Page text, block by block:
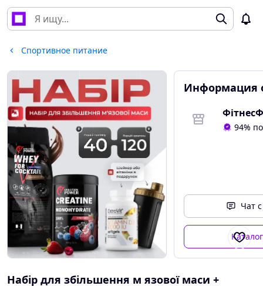
Спортивное питание
Информация
94%
Чат
Набір для збільшення м язової маси +